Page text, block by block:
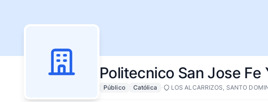
Politecnico San Jose Fe
Público
Católica · LOS ALCARRIZOS, SANTO